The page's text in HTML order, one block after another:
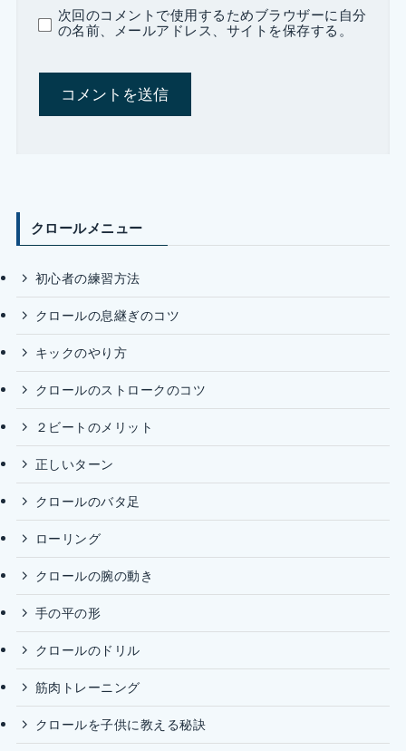
次回のコメントで使用するためブラウザーに自分
の名前、メールアドレス、サイトを保存する。
クロールメニュー
初心者の練習方法
クロールの息継ぎのコツ
キックのやり方
クロールのストロークのコツ
２ビートのメリット
正しいターン
クロールのバタ足
ローリング
クロールの腕の動き
手の平の形
クロールのドリル
筋肉トレーニング
クロールを子供に教える秘訣